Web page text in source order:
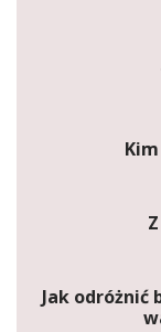
Jak odróżnić